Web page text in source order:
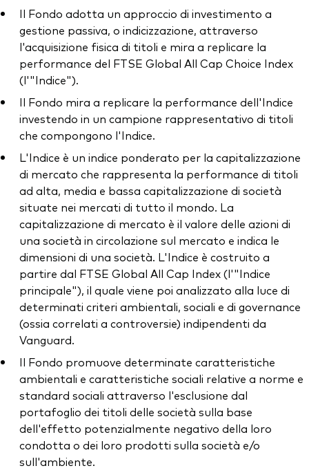
Il Fondo adotta un approccio di investimento a
gestione passiva, o indicizzazione, attraverso
l'acquisizione fisica di titoli e mira a replicare la
performance del FTSE Global All Cap Choice Index
(l'"Indice").
Il Fondo mira a replicare la performance dell'Indice
investendo in un campione rappresentativo di titoli
che compongono l'Indice.
L'Indice è un indice ponderato per la capitalizzazione
di mercato che rappresenta la performance di titoli
ad alta, media e bassa capitalizzazione di società
situate nei mercati di tutto il mondo. La
capitalizzazione di mercato è il valore delle azioni di
una società in circolazione sul mercato e indica le
dimensioni di una società. L'Indice è costruito a
partire dal FTSE Global All Cap Index (l'"Indice
principale"), il quale viene poi analizzato alla luce di
determinati criteri ambientali, sociali e di governance
(ossia correlati a controversie) indipendenti da
Vanguard.
Il Fondo promuove determinate caratteristiche
ambientali e caratteristiche sociali relative a norme e
standard sociali attraverso l'esclusione dal
portafoglio dei titoli delle società sulla base
dell'effetto potenzialmente negativo della loro
condotta o dei loro prodotti sulla società e/o
sull'ambiente.